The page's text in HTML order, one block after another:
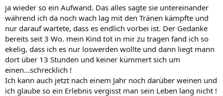
ja wieder so ein Aufwand. Das alles sagte sie untereinander
während ich da noch wach lag mit den Tränen kämpfte und
nur darauf wartete, dass es endlich vorbei ist. Der Gedanke
bereits seit 3 Wo. mein Kind tot in mir zu tragen fand ich so
ekelig, dass ich es nur loswerden wollte und dann liegt mann
dort über 13 Stunden und keiner kümmert sich um
einen...schrecklich !
Ich kann auch jetzt nach einem Jahr noch darüber weinen und
ich glaube so ein Erlebnis vergisst man sein Leben lang nicht !